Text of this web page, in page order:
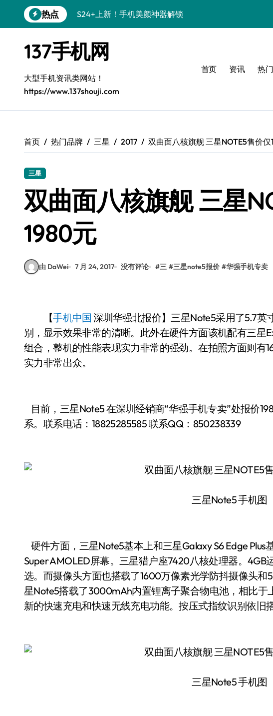
到
热点
S24+上新！手机美颜神器解锁
A56 5G登场，刷新三星时尚新高度！
三星S26上新！3招秒变手机个性美学
S25美学攻略：解锁三星个性炫彩新姿势
C55 5G潮玩秘籍：定制时尚新态度
Galaxy Z Flip6：折叠间，尽显潮流魔力！
S25 Ultra颜值炸裂！定制主题潮到没朋友！
137手机网
大型手机资讯类网站！
https://www.137shouji.com
首页 资讯 热
首页 热门品牌 三星 2017 双曲面八核旗舰 三星NOTE5售价仅
三星
双曲面八核旗舰 三星
1980元
由 DaWei 7 月 24, 2017 没有评论 #三 #三星note5报价 #华强手机专卖
【手机中国 深圳华强北报价】三星Note5采用了5.7
别，显示效果非常的清晰。此外在硬件方面该机配有三星
组合，整机的性能表现实力非常的强劲。在拍照方面则有
实力非常出众。
目前，三星Note5 在深圳经销商“华强手机专卖”处报价
系。联系电话： 18825285585联系QQ：850238339
三星Note5 手机图
硬件方面，三星Note5基本上和三星Galaxy S6 Edge
Super AMOLED屏幕。三星猎户座7420八核处理器。4GB
选。而摄像头方面也搭载了1600万像素光学防抖摄像头
星Note5搭载了3000mAh内置锂离子聚合物电池，相比于
新的快速充电和快速无线充电功能。按压式指纹识别依旧
三星Note5 手机图